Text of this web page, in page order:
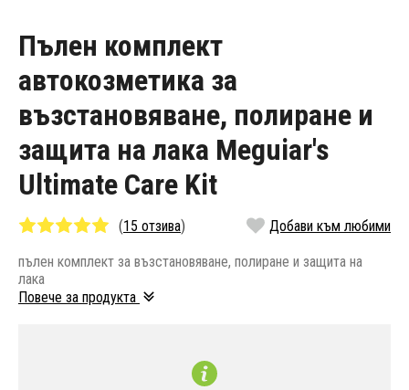
Пълен комплект
автокозметика за
възстановяване, полиране и
защита на лака Meguiar's
Ultimate Care Kit
(15 отзива) Добави към любими
пълен комплект за възстановяване, полиране и защита на
лака
Повече за продукта